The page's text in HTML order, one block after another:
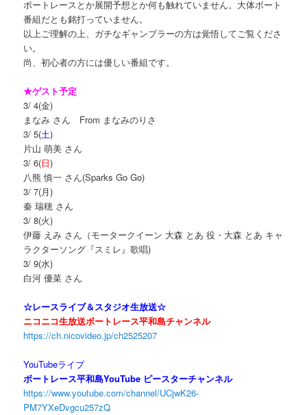
ボートレースとか展開予想とか何も触れていません。大体ボート
番組だとも銘打っていません。
以上ご理解の上、ガチなギャンブラーの方は覚悟してご覧くださ
い。
尚、初心者の方には優しい番組です。
★ゲスト予定
3/ 4(金)
まなみ さん From まなみのりさ
3/ 5(土)
片山 萌美 さん
3/ 6(日)
八熊 慎一 さん(Sparks Go Go)
3/ 7(月)
秦 瑞穂 さん
3/ 8(火)
伊藤 えみ さん（モータークイーン 大森 とあ 役・大森 とあ キャ
ラクターソング『スミレ』歌唱)
3/ 9(水)
白河 優菜 さん
☆レースライブ＆スタジオ生放送☆
ニコニコ生放送ボートレース平和島チャンネル
https://ch.nicovideo.jp/ch2525207
YouTubeライブ
ボートレース平和島YouTube ピースターチャンネル
https://www.youtube.com/channel/UCjwK26-
PM7YXeDvgcu257zQ